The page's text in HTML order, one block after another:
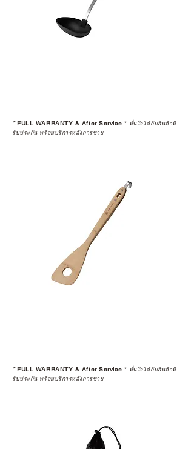
*FULL WARRANTY & After Service * มั่นใจได้กับสินค้ามี
รับประกัน พร้อมบริการหลังการขาย
*FULL WARRANTY & After Service * มั่นใจได้กับสินค้ามี
รับประกัน พร้อมบริการหลังการขาย